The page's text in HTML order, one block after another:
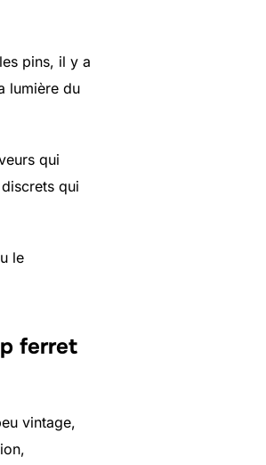
pins, il y a
lumière du
qui
qui
le
ferret
vintage,